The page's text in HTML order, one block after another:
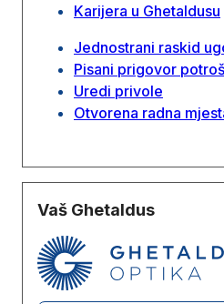
Karijera u Ghetaldusu
Jednostrani raskid
Pisani prigovor
Uredi privole
Otvorena radna
Vaš Ghetaldus